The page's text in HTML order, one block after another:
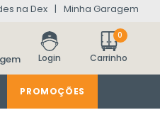
na Dex Minha Garagem
0
PROMOÇÕES